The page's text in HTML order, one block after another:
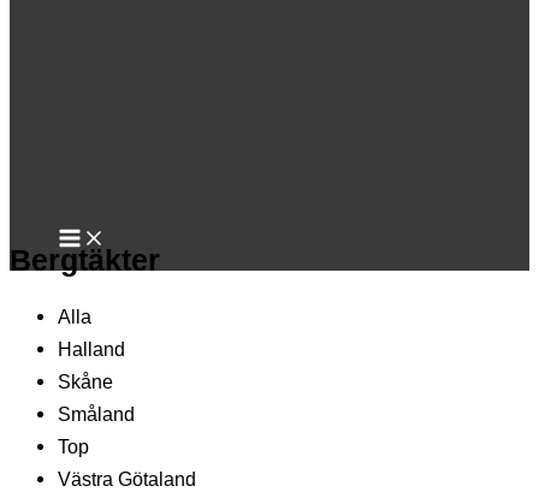
Bergtäkter
Alla
Halland
Skåne
Småland
Top
Västra Götaland